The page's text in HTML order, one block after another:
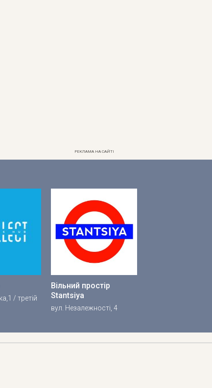
РЕКЛАМА НА САЙТІ
/ третій
Вільний простір
Stantsiya
вул. Незалежності, 4